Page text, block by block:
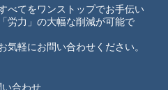
べてをワンストップでお手伝い
労力」の大幅な削減が可能で
気軽にお問い合わせください。
い合わせ